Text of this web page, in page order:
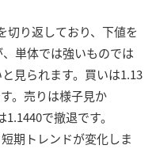
切り返しており、下値を
単体では強いものでは
見られます。買いは1.13
。売りは様子見か
で撤退です。
期トレンドが変化しま